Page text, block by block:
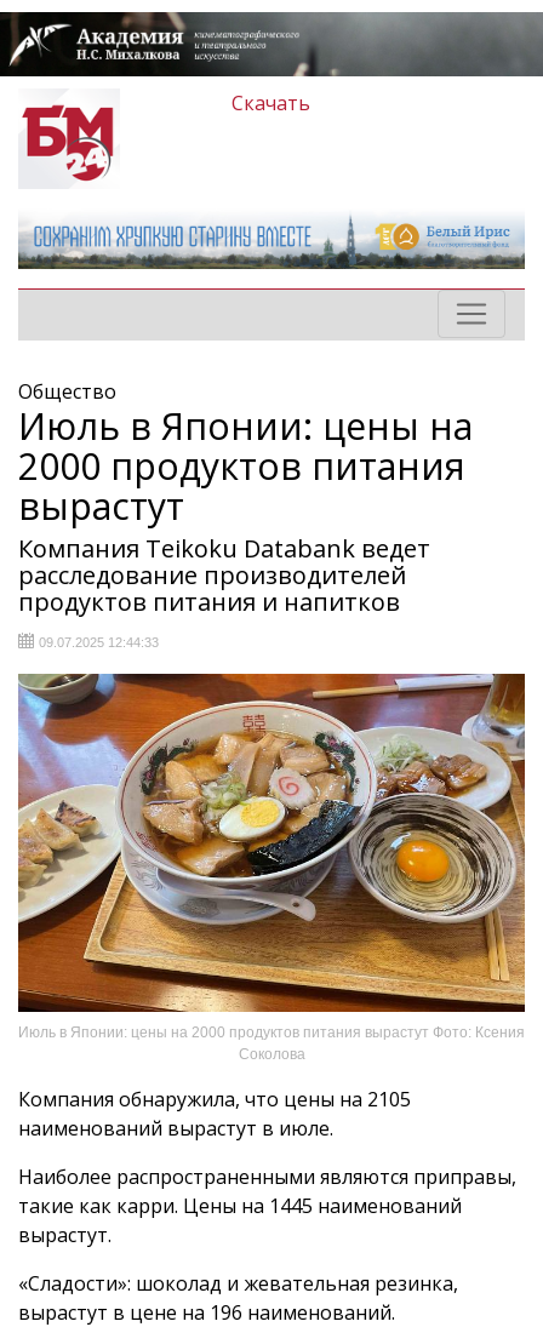
Скачать
Общество
Июль в Японии: цены на
2000 продуктов питания
вырастут
Компания Teikoku Databank ведет
расследование производителей
продуктов питания и напитков
09.07.2025 12:44:33
Июль в Японии: цены на 2000 продуктов питания вырастут Фото: Ксения
Соколова
Компания обнаружила, что цены на 2105
наименований вырастут в июле.
Наиболее распространенными являются приправы,
такие как карри. Цены на 1445 наименований
вырастут.
«Сладости»: шоколад и жевательная резинка,
вырастут в цене на 196 наименований.